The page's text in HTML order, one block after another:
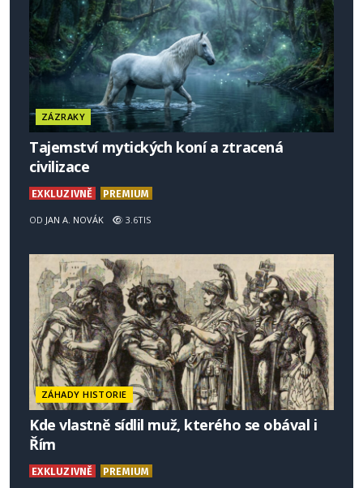
ZÁZRAKY
Tajemství mytických koní a ztracená
civilizace
EXKLUZIVNĚ PREMIUM
OD JAN A. NOVÁK 3.6TIS
ZÁHADY HISTORIE
Kde vlastně sídlil muž, kterého se obával i
Řím
EXKLUZIVNĚ PREMIUM